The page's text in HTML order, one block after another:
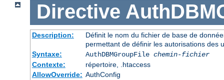
Directive
Description:
Définit le nom du fichier de base de
permettant de définir les autorisations des
Syntaxe:
AuthDBMGroupFile chemin-fichier
Contexte:
répertoire, .htaccess
AllowOverride: AuthConfig